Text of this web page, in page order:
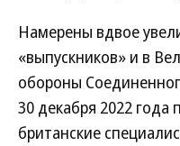
Намерены вдвое
«выпускников» и в
обороны
30 декабря 2022 года
британские